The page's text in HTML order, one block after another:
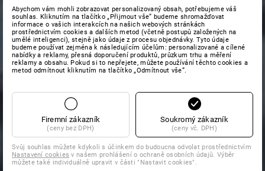
Abychom vám mohli zobrazovat personalizovaný obsah, potřebujeme váš
souhlas. Kliknutím na tlačítko „Přijmout vše“ budeme shromažďovat
informace o vašich interakcích na našich webových stránkách
prostřednictvím cookies a dalších metod (včetně postupů založených na
umělé inteligenci), stejně jako údaje z procesu objednávky. Tyto údaje
budeme používat zejména k následujícím účelům: personalizované a cílené
nabídky a reklamy, přesná doporučení produktů, průzkum trhu a měření
reklamy a obsahu. Pokud si to nepřejete, můžete používání těchto cookies a
metod odmítnout kliknutím na tlačítko „Odmítnout vše“.
Firemní zákazník
(ceny bez DPH)
Soukromý zákazník
(ceny vč. DPH)
Svůj souhlas můžete kdykoli s účinkem do budoucna odvolat prostřednictvím
Nastavení cookies v našem prohlášení o ochraně osobních údajů. Výběr
můžete také individuálně upravit v části "Nastavit cookies".